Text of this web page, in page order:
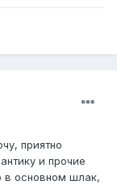
приятно
и прочие
в основном шлак,